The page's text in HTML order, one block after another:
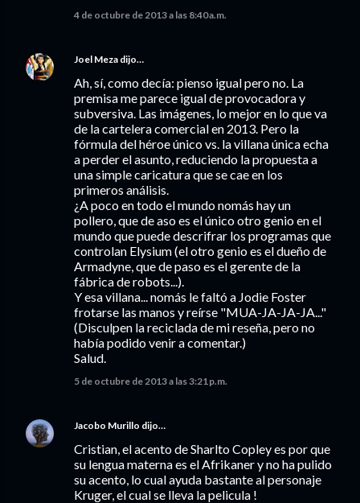
4 de octubre de 2013 a las 8:40 a.m.
Joel Meza dijo…
Ah, sí, como decía: pienso igual pero no. La
premisa me parece igual de provocadora y
subversiva. Las imágenes, lo mejor en lo que va
de la cartelera comercial en 2013. Pero la
fórmula del héroe único vs. la villana única echa
a perder el asunto, reduciendo la propuesta a
una simple caricatura que se cae en los
primeros análisis.
¿A poco en todo el mundo nomás hay un
pollero, que de aso es el único otro genio en el
mundo que puede descrifrar los programas que
controlan Elysium (el otro genio es el dueño de
Armadyne, que de paso es el gerente de la
fábrica de robots...).
Y esa villana... nomás le faltó a Jodie Foster
frotarse las manos y reírse "MUA-JA-JA-JA..."
(Disculpen la reciclada de mi reseña, pero no
había podido venir a comentar.)
Salud.
5 de octubre de 2013 a las 3:21 p.m.
Jacobo Murillo dijo…
Cristian, el acento de Sharlto Copley es por que
su lengua materna es el Afrikaner y no ha pulido
su acento, lo cual ayuda bastante al personaje
Kruger, el cual se lleva la pelicula !